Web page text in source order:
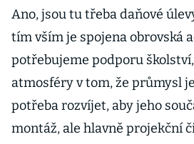
Ano, jsou tu třeba daňové
tím vším je spojena obrovská
potřebujeme podporu
atmosféry v tom, že průmysl
potřeba rozvíjet, aby jeho
montáž, ale hlavně projekční